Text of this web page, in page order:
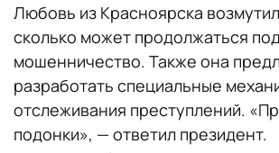
Любовь из Красноярска
сколько может продолжаться
мошенничество. Также она
разработать специальные
отслеживания преступлений.
подонки», — ответил президент.